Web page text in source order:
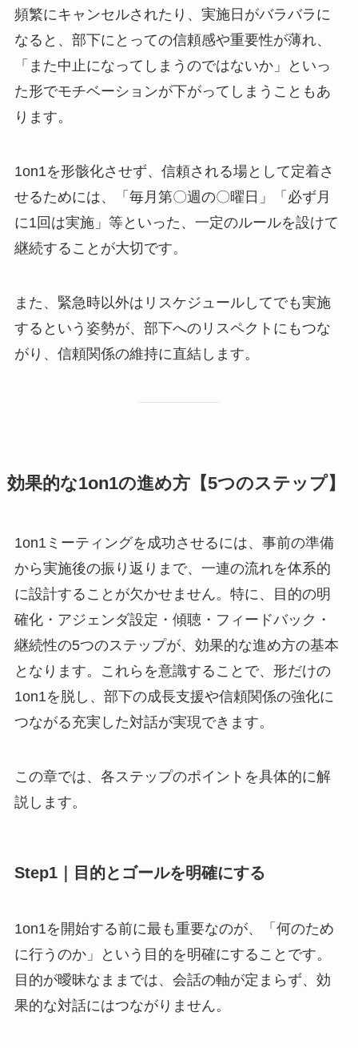
頻繁にキャンセルされたり、実施日がバラバラに
なると、部下にとっての信頼感や重要性が薄れ、
「また中止になってしまうのではないか」といっ
た形でモチベーションが下がってしまうこともあ
ります。
1on1を形骸化させず、信頼される場として定着さ
せるためには、「毎月第〇週の〇曜日」「必ず月
に1回は実施」等といった、一定のルールを設けて
継続することが大切です。
また、緊急時以外はリスケジュールしてでも実施
するという姿勢が、部下へのリスペクトにもつな
がり、信頼関係の維持に直結します。
効果的な1on1の進め方【5つのステップ】
1on1ミーティングを成功させるには、事前の準備
から実施後の振り返りまで、一連の流れを体系的
に設計することが欠かせません。特に、目的の明
確化・アジェンダ設定・傾聴・フィードバック・
継続性の5つのステップが、効果的な進め方の基本
となります。これらを意識することで、形だけの
1on1を脱し、部下の成長支援や信頼関係の強化に
つながる充実した対話が実現できます。
この章では、各ステップのポイントを具体的に解
説します。
Step1｜目的とゴールを明確にする
1on1を開始する前に最も重要なのが、「何のため
に行うのか」という目的を明確にすることです。
目的が曖昧なままでは、会話の軸が定まらず、効
果的な対話にはつながりません。